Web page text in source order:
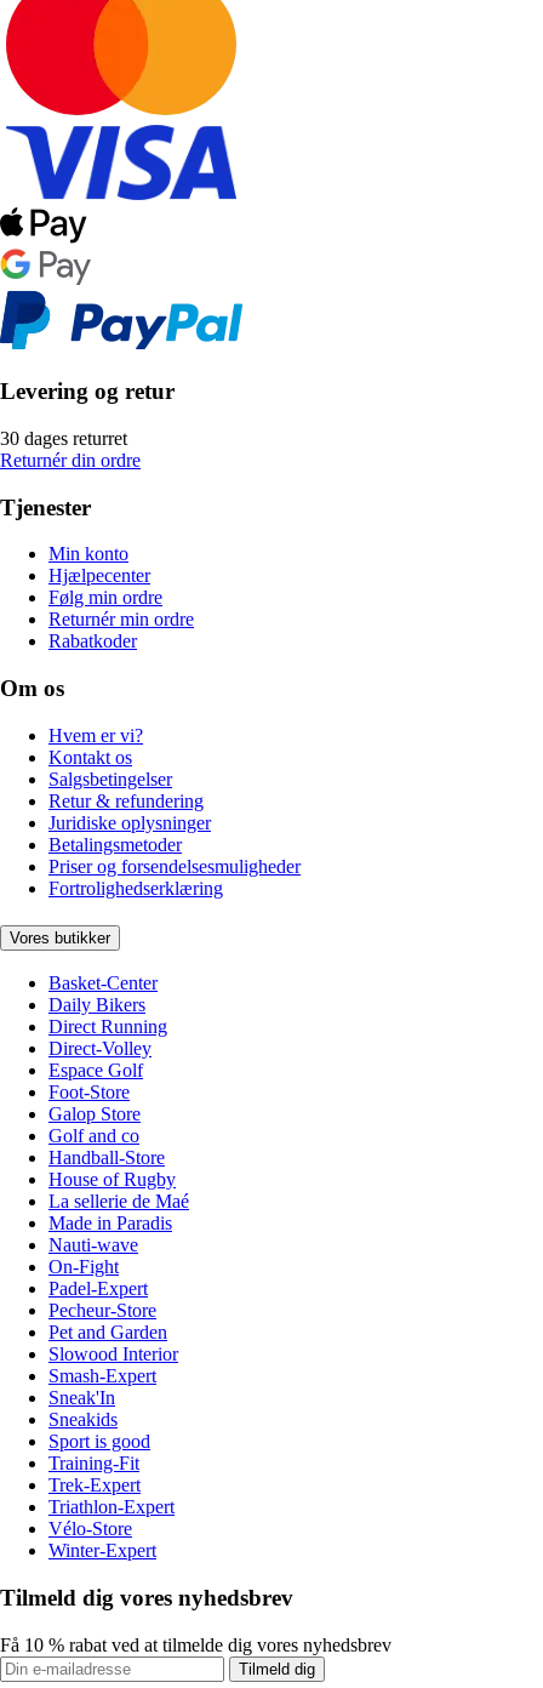
Levering og retur
30 dages returret
Returnér din ordre
Tjenester
Min konto
Hjælpecenter
Følg min ordre
Returnér min ordre
Rabatkoder
Om os
Hvem er vi?
Kontakt os
Salgsbetingelser
Retur & refundering
Juridiske oplysninger
Betalingsmetoder
Priser og forsendelsesmuligheder
Fortrolighedserklæring
Vores butikker
Basket-Center
Daily Bikers
Direct Running
Direct-Volley
Espace Golf
Foot-Store
Galop Store
Golf and co
Handball-Store
House of Rugby
La sellerie de Maé
Made in Paradis
Nauti-wave
On-Fight
Padel-Expert
Pecheur-Store
Pet and Garden
Slowood Interior
Smash-Expert
Sneak'In
Sneakids
Sport is good
Training-Fit
Trek-Expert
Triathlon-Expert
Vélo-Store
Winter-Expert
Tilmeld dig vores nyhedsbrev
Få 10 % rabat ved at tilmelde dig vores nyhedsbrev
Tilmeld dig